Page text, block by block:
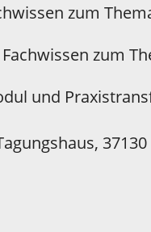
zum
zum
und